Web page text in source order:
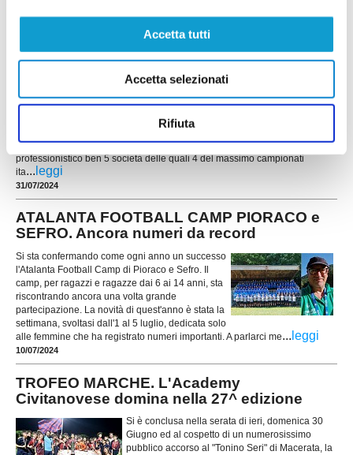
Accetta tutti
Accetta selezionati
Rifiuta
17/09/2024
FRIENDS CUP. Il 14-15 settembre a Potenza
la XIII° edizione del Torneo Nazionale di Calcio
Giovanile Friends Cup organizzato dalla Società
ASD Union Picena.Al via 12 Società provenienti
da 6 regioni d'Italia, in rappresentanza del calcio
professionistico ben 5 società delle quali 4 del massimo campionati
ita... leggi
31/07/2024
ATALANTA FOOTBALL CAMP PIORACO e
SEFRO. Ancora numeri da record
Si sta confermando come ogni anno un successo
l'Atalanta Football Camp di Pioraco e Sefro. Il
camp, per ragazzi e ragazze dai 6 ai 14 anni, sta
riscontrando ancora una volta grande
partecipazione. La novità di quest'anno è stata la
settimana, svoltasi dall'1 al 5 luglio, dedicata solo
alle femmine che ha registrato numeri importanti. A parlarci me... leggi
10/07/2024
TROFEO MARCHE. L'Academy
Civitanovese domina nella 27^ edizione
Si è conclusa nella serata di ieri, domenica 30
Giugno ed al cospetto di un numerosissimo
pubblico accorso al "Tonino Seri" di Macerata, la